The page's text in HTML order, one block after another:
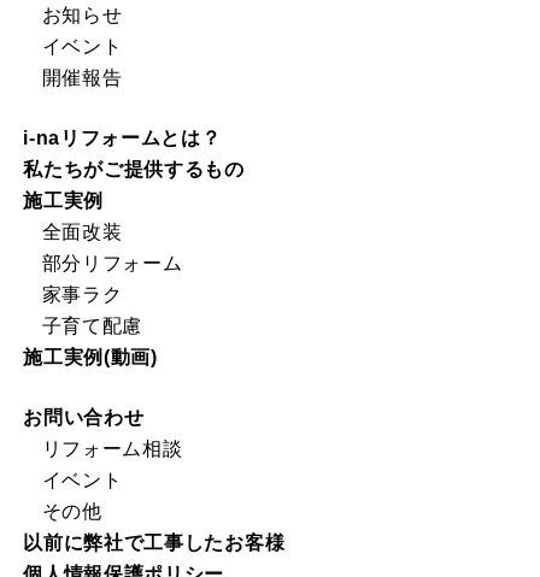
お知らせ
イベント
開催報告
i-naリフォームとは？
私たちがご提供するもの
施工実例
全面改装
部分リフォーム
家事ラク
子育て配慮
施工実例(動画)
お問い合わせ
リフォーム相談
イベント
その他
以前に弊社で工事したお客様